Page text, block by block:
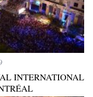
INTERNATIONAL